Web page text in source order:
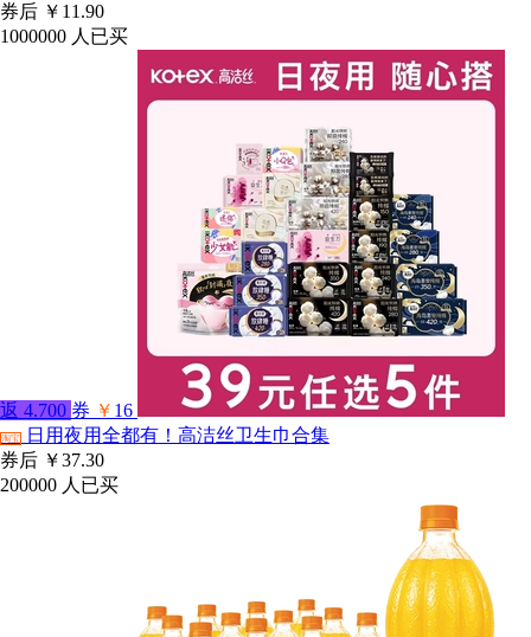
券后 ￥11.90
1000000 人已买
返 4.700 券 ￥ 16
淘宝
日用夜用全都有！高洁丝卫生巾合集
券后 ￥37.30
200000 人已买